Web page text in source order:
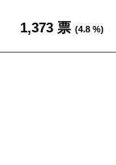
1,373 票 (4.8 %)